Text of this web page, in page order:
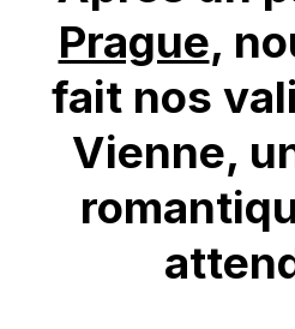
Prague,
fait nos
Vienne,